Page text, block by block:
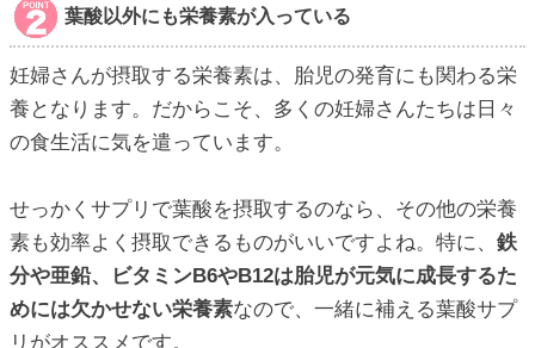
葉酸以外にも栄養素が入っている
妊婦さんが摂取する栄養素は、胎児の発育にも関わる栄
養となります。だからこそ、多くの妊婦さんたちは日々
の食生活に気を遣っています。
せっかくサプリで葉酸を摂取するのなら、その他の栄養
素も効率よく摂取できるものがいいですよね。特に、 鉄
分や亜鉛、ビタミンB6やB12は胎児が元気に成長するた
めには欠かせない栄養素なので、一緒に補える葉酸サプ
リがオススメです。